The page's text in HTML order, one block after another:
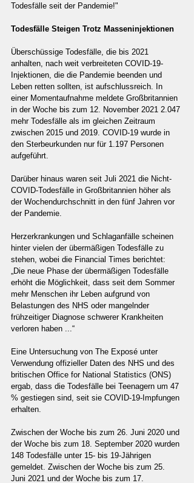
Todesfälle seit der Pandemie!"
Todesfälle Steigen Trotz Masseninjektionen
Überschüssige Todesfälle, die bis 2021
anhalten, nach weit verbreiteten COVID-19-
Injektionen, die die Pandemie beenden und
Leben retten sollten, ist aufschlussreich. In
einer Momentaufnahme meldete Großbritannien
in der Woche bis zum 12. November 2021 2.047
mehr Todesfälle als im gleichen Zeitraum
zwischen 2015 und 2019. COVID-19 wurde in
den Sterbeurkunden nur für 1.197 Personen
aufgeführt.
Darüber hinaus waren seit Juli 2021 die Nicht-
COVID-Todesfälle in Großbritannien höher als
der Wochendurchschnitt in den fünf Jahren vor
der Pandemie.
Herzerkrankungen und Schlaganfälle scheinen
hinter vielen der übermäßigen Todesfälle zu
stehen, wobei die Financial Times berichtet:
„Die neue Phase der übermäßigen Todesfälle
erhöht die Möglichkeit, dass seit dem Sommer
mehr Menschen ihr Leben aufgrund von
Belastungen des NHS oder mangelnder
frühzeitiger Diagnose schwerer Krankheiten
verloren haben ...“
Eine Untersuchung von The Exposé unter
Verwendung offizieller Daten des NHS und des
britischen Office for National Statistics (ONS)
ergab, dass die Todesfälle bei Teenagern um 47
% gestiegen sind, seit sie COVID-19-Impfungen
erhalten.
Zwischen der Woche bis zum 26. Juni 2020 und
der Woche bis zum 18. September 2020 wurden
148 Todesfälle unter 15- bis 19-Jährigen
gemeldet. Zwischen der Woche bis zum 25.
Juni 2021 und der Woche bis zum 17.